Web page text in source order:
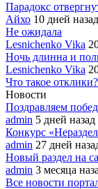
Парадокс
Айхо 10 дней назад
Не ожидала
Lesnichenko Vika
Ночь длинна и
Lesnichenko Vika
Что такое отклики?
Новости
Поздравляем
admin 5 дней назад
Конкурс
admin 27 дней
Новый раздел на
admin 3 месяца
Все новости